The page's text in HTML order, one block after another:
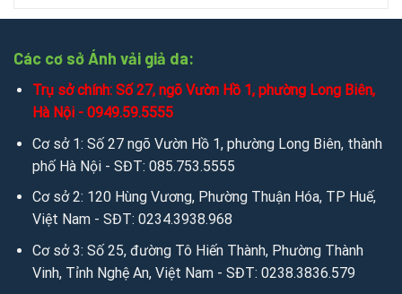
Chat mesenger:messenger.com/t/salevip1102
Facebook:facebook.com/salevip1102
Youtube:youtube.com/@anhvaigiada
Website:https://anhvaigiada.vn/https://anhvaigiada.com.
/anhvaigiada.com /anhvaigiada.net
3. Kết nối miễn phí để tìm hiểu sâu hơn qua Email:
Email: sales.anhvaigiada@gmail.com/ngochanjsc2016@g
mail.com /nhandisc@yahoo.com
Các cơ sở Ánh vải giả da:
Trụ sở chính: Số 27, ngõ Vườn Hồ 1, phường Long Biên,
Hà Nội - 0949.59.5555
Cơ sở 1: Số 27 ngõ Vườn Hồ 1, phường Long Biên, thành
phố Hà Nội - SĐT: 085.753.5555
Cơ sở 2: 120 Hùng Vương, Phường Thuận Hóa, TP Huế,
Việt Nam - SĐT: 0234.3938.968
Cơ sở 3: Số 25, đường Tô Hiến Thành, Phường Thành
Vinh, Tỉnh Nghệ An, Việt Nam - SĐT: 0238.3836.579